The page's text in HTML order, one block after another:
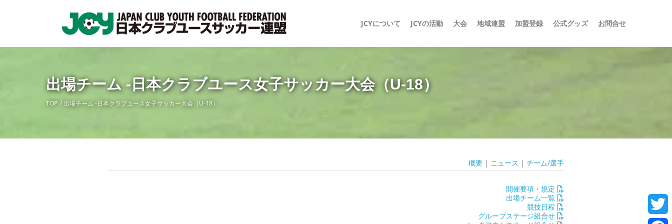
JCYについて JCYの活動 大会 地域連盟 加盟登録 公式グッズ お問合せ
出場チーム -日本クラブユース女子サッカー大会（U-18）
TOP 出場チーム -日本クラブユース女子サッカー大会（U-18）
概要 | ニュース | チーム/選手
開催要項・規定
出場チーム一覧
競技日程
グループステージ組合せ